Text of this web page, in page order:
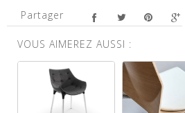
Partager
VOUS AIMEREZ AUSSI :